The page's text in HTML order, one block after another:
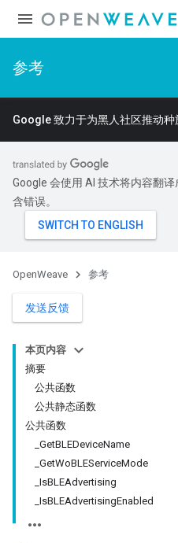
参考
Google 致力于为黑人社区推动种
Google 会使用 AI 技术将内容翻
含错误。
OpenWeave 参考
发送反馈
本页内容
摘要
公共函数
公共静态函数
公共函数
_GetBLEDeviceName
_GetWoBLEServiceMode
_IsBLEAdvertising
_IsBLEAdvertisingEnabled